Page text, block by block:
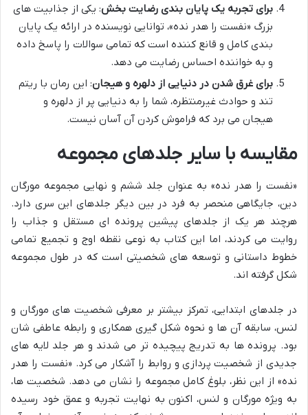
برای تجربه یک پایان بندی رضایت بخش: یکی از جذابیت های
بزرگ «نفست را هدر نده»، توانایی نویسنده در ارائه یک پایان
بندی کامل و قانع کننده است که تمامی سوالات را پاسخ داده
و به خواننده احساس رضایت می دهد.
برای غرق شدن در دنیایی از دلهره و هیجان: این رمان با ریتم
تند و حوادث غیرمنتظره، شما را به دنیایی پر از دلهره و
هیجان می برد که فراموش کردن آن آسان نیست.
مقایسه با سایر جلدهای مجموعه
«نفست را هدر نده» به عنوان جلد ششم و نهایی مجموعه مورگان
دین، جایگاهی منحصر به فرد در بین دیگر جلدهای این سری دارد.
هرچند هر یک از جلدهای پیشین پرونده ای مستقل و جذاب را
روایت می کردند، اما این کتاب به نوعی نقطه اوج و تجمیع تمامی
خطوط داستانی و توسعه های شخصیتی است که در طول مجموعه
شکل گرفته اند.
در جلدهای ابتدایی، تمرکز بیشتر بر معرفی شخصیت های مورگان و
لنس، سابقه آن ها و نحوه شکل گیری همکاری و رابطه عاطفی شان
بود. پرونده ها به تدریج پیچیده تر می شدند و هر جلد لایه های
جدیدی از شخصیت پردازی و روابط را آشکار می کرد. «نفست را هدر
نده» از این نظر، بلوغ کامل مجموعه را نشان می دهد. شخصیت ها،
به ویژه مورگان و لنس، اکنون به نهایت تجربه و عمق خود رسیده